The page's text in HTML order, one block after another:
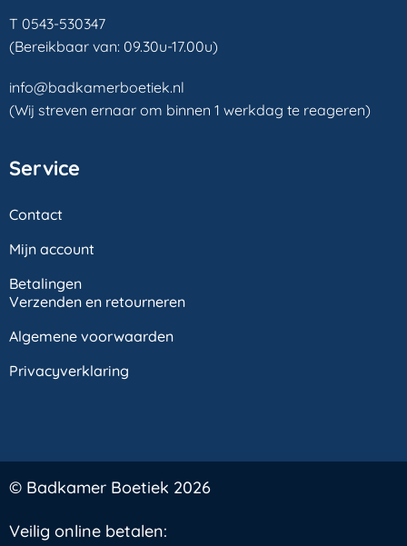
T 0543-530347
(Bereikbaar van: 09.30u-17.00u)
info@badkamerboetiek.nl
(Wij streven ernaar om binnen 1 werkdag te reageren)
Service
Contact
Mijn account
Betalingen
Verzenden en retourneren
Algemene voorwaarden
Privacyverklaring
© Badkamer Boetiek 2026
Veilig online betalen: